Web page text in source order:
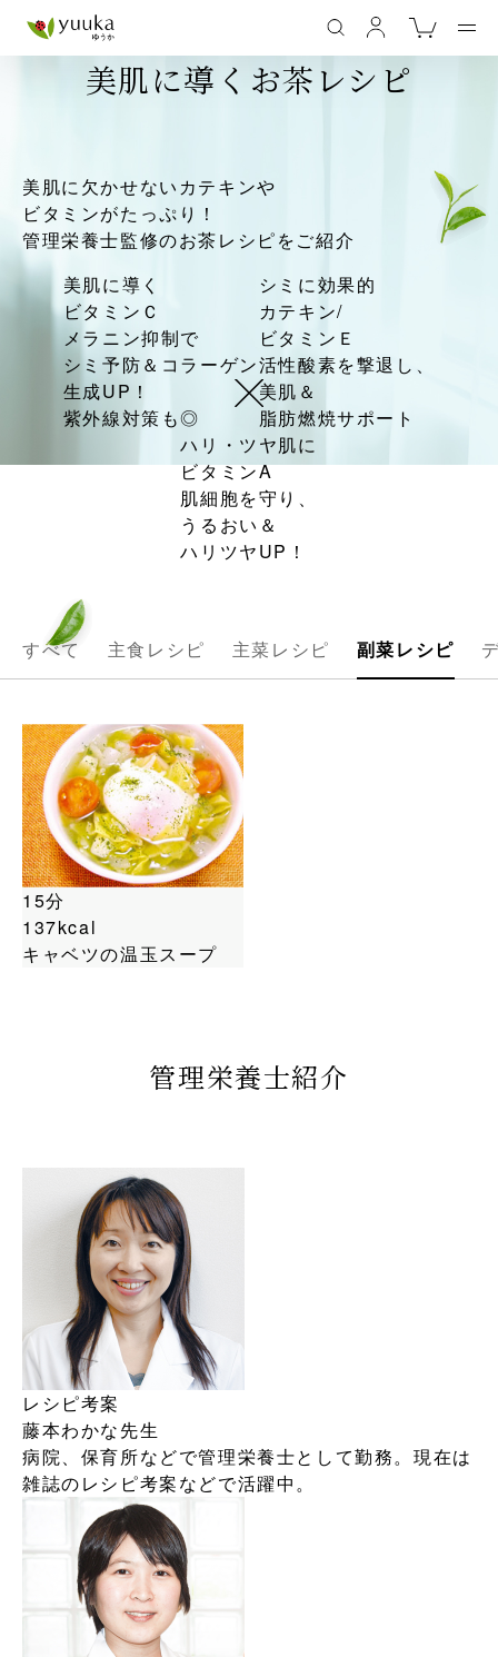
美肌に導くお茶レシピ
美肌に欠かせないカテキンや
ビタミンがたっぷり！
管理栄養士監修のお茶レシピをご紹介
美肌に導く
ビタミンＣ
メラニン抑制で
シミ予防＆コラーゲン
生成UP！
紫外線対策も◎
シミに効果的
カテキン/
ビタミンＥ
活性酸素を撃退し、
美肌＆
脂肪燃焼サポート
ハリ・ツヤ肌に
ビタミンA
肌細胞を守り、
うるおい＆
ハリツヤUP！
すべて 主食レシピ 主菜レシピ 副菜レシピ
15分
137kcal
キャベツの温玉スープ
管理栄養士紹介
レシピ考案
藤本わかな先生
病院、保育所などで管理栄養士として勤務。現在は
雑誌のレシピ考案などで活躍中。